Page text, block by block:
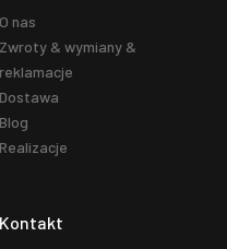
O nas
Zwroty & wymiany &
reklamacje
Dostawa
Blog
Realizacje
Kontakt